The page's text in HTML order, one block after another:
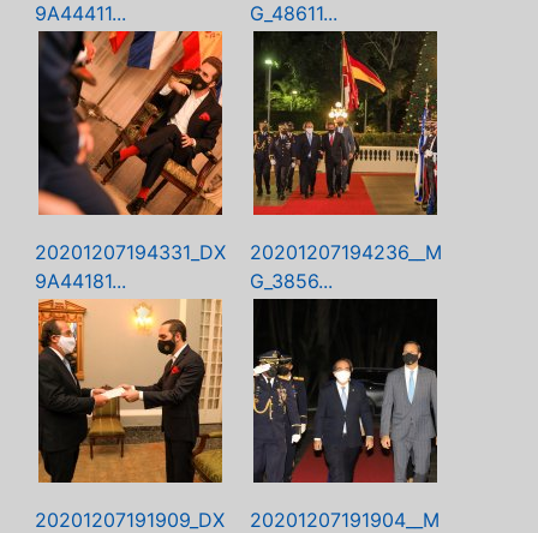
9A44411...
G_48611...
20201207194331_DX
9A44181...
20201207194236__M
G_3856...
20201207191909_DX
20201207191904__M